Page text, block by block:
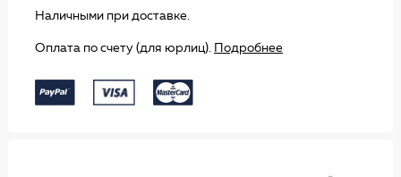
Наличными при доставке.
Оплата по счету (для юрлиц). Подробнее